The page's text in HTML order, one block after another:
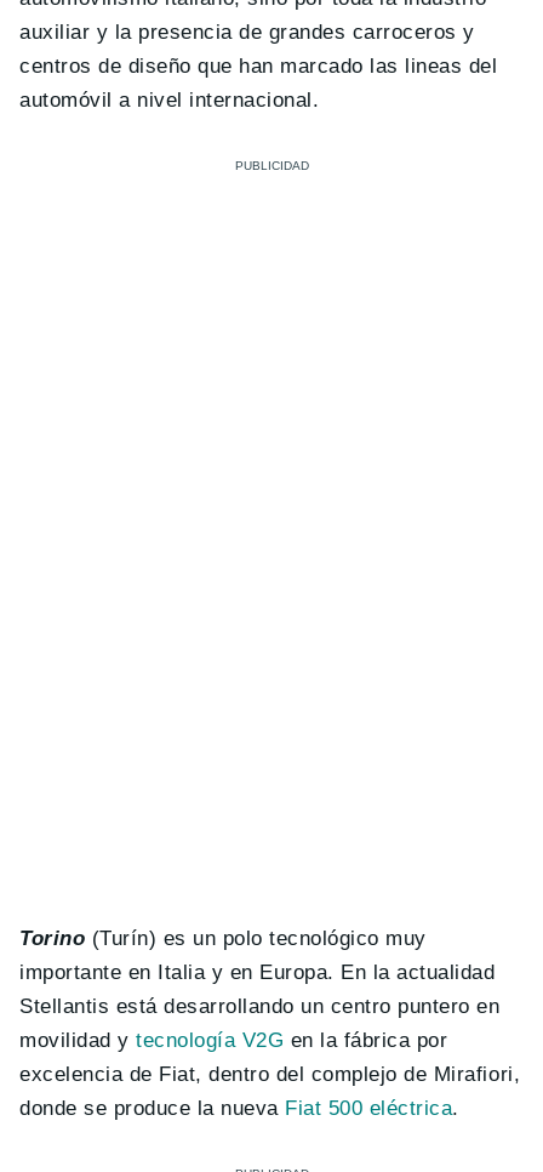
auxiliar y la presencia de grandes carroceros y
centros de diseño que han marcado las lineas del
automóvil a nivel internacional.
Torino (Turín) es un polo tecnológico muy
importante en Italia y en Europa. En la actualidad
Stellantis está desarrollando un centro puntero en
movilidad ytecnología V2G en la fábrica por
excelencia de Fiat, dentro del complejo de Mirafiori,
donde se produce la nueva Fiat 500 eléctrica.